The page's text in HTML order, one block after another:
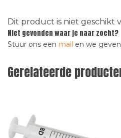
Dit product is niet geschikt
Niet gevonden waar je naar zocht?
Stuur ons een mail en we
Gerelateerde